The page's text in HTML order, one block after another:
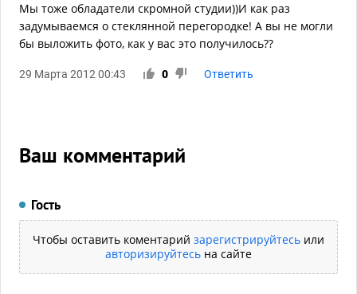
Мы тоже обладатели скромной студии))И как раз
задумываемся о стеклянной перегородке! А вы не могли
бы выложить фото, как у вас это получилось??
29 Марта 2012 00:43 0 Ответить
Ваш комментарий
Гость
Чтобы оставить коментарий зарегистрируйтесь или
авторизируйтесь на сайте